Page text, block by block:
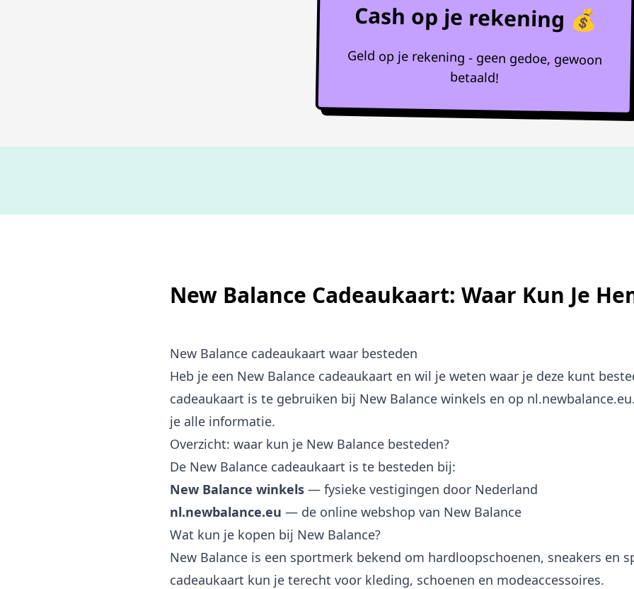
Cash op je rekening 💰
Geld op je rekening - geen gedoe, gewoon
betaald!
New Balance Cadeaukaart: Waar Kun Je
New Balance cadeaukaart waar besteden
Heb je een New Balance cadeaukaart en wil je weten waar je deze kunt
cadeaukaart is te gebruiken bij New Balance winkels en op
je alle informatie.
Overzicht: waar kun je New Balance besteden?
De New Balance cadeaukaart is te besteden bij:
New Balance winkels — fysieke vestigingen door Nederland
nl.newbalance.eu — de online webshop van New Balance
Wat kun je kopen bij New Balance?
New Balance is een sportmerk bekend om hardloopschoenen, sneakers en
cadeaukaart kun je terecht voor kleding, schoenen en modeaccessoires.